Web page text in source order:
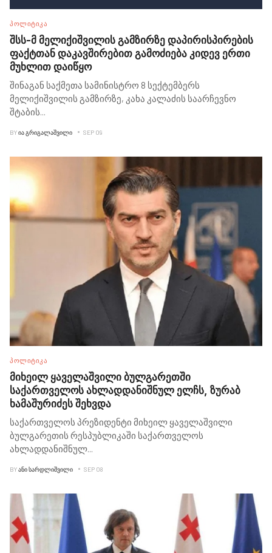
ᲞᲝᲚᲘᲢᲘᲙᲐ
შსს-მ მელიქიშვილის გამზირზე დაპირისპირების
ფაქტთან დაკავშირებით გამოძიება კიდევ ერთი
მუხლით დაიწყო
შინაგან საქმეთა სამინისტრო 8 სექტემბერს
მელიქიშვილის გამზირზე, კახა კალაძის საარჩევნო
შტაბის...
BYᲘᲐ ᲒᲠᲘᲒᲐᲚᲐᲨᲕᲘᲚᲘ SEP 09
ᲞᲝᲚᲘᲢᲘᲙᲐ
მიხეილ ყაველაშვილი ბულგარეთში
საქართველოს ახლადდანიშნულ ელჩს, ზურაბ
ხამაშურიძეს შეხვდა
საქართველოს პრეზიდენტი მიხეილ ყაველაშვილი
ბულგარეთის რესპუბლიკაში საქართველოს
ახლადდანიშნულ...
BYᲐᲜᲘ ᲡᲐᲠᲓᲚᲘᲨᲕᲘᲚᲘ SEP 08